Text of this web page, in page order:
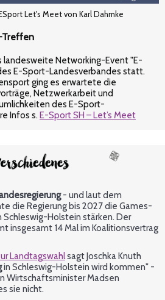
Let's Meet von Karl Dahmke
Treffen
landesweite Networking-Event "E-
E-Sport-Landesverbandes statt.
ging es erwartete die
Netzwerkarbeit und
des E-Sport-
Infos s. E-Sport SH – Let’s Meet
- und laut dem
die Regierung bis 2027 die Games-
Schleswig-Holstein stärken. Der
insgesamt 14 Mal im Koalitionsvertrag
Landtagswahlsagt Joschka Knuth
in Schleswig-Holstein wird kommen" -
Wirtschaftsminister Madsen
sie nicht.